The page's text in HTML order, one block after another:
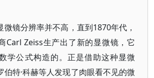
微镜分辨率并不高，直到1870年代，
Carl Zeiss生产出了新的显微镜，它
学公式构造的。正是借助这种显微
伯特·科赫等人发现了肉眼看不见的微